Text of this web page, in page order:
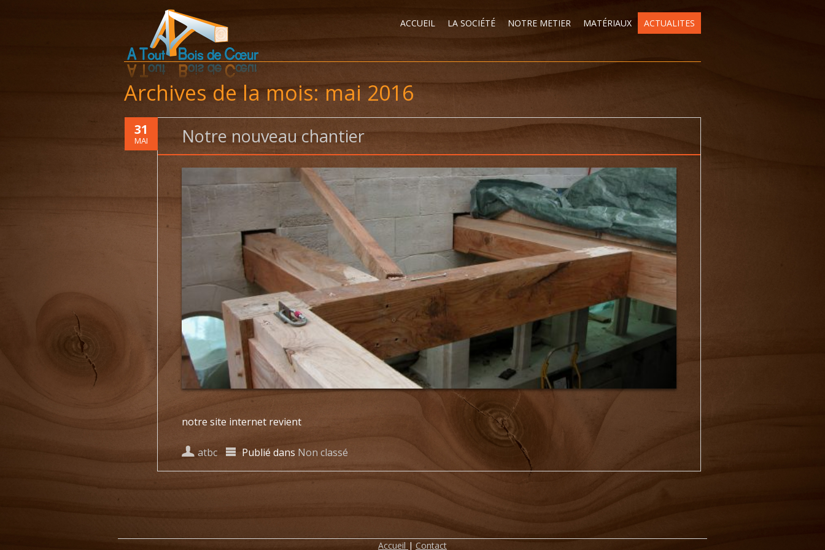
ACCUEIL LA SOCIÉTÉ NOTRE METIER MATÉRIAUX ACTUALITES
Archives de la mois:mai 2016
31
MAI Notre nouveau chantier
notre site internet revient
atbc Publié dans Non classé
Accueil | Contact